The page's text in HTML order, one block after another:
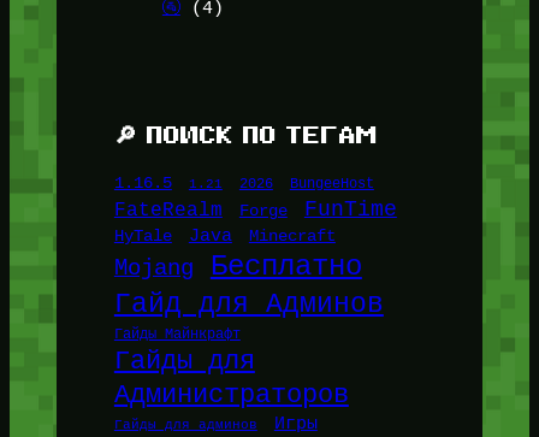
🚰(4)
🔎 ПОИСК ПО ТЕГАМ
1.16.5 1.21 2026 BungeeHost
FateRealm Forge FunTime
HyTale Java Minecraft
Mojang Бесплатно
Гайд для Админов
Гайды Майнкрафт
Гайды для
Администраторов
Гайды для админов Игры